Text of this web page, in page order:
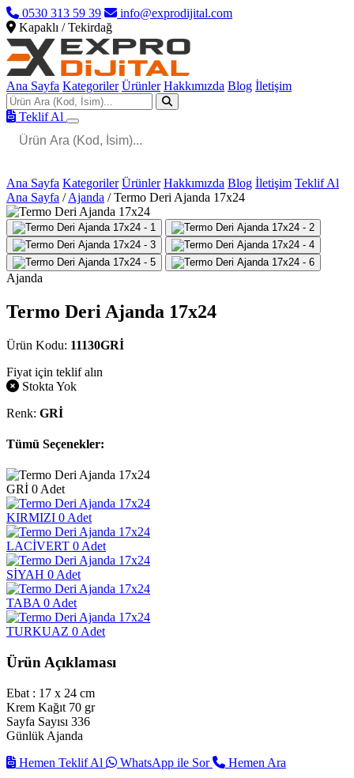
0530 313 59 39
info@exprodijital.com
Kapaklı / Tekirdağ
Ana Sayfa Kategoriler Ürünler Hakkımızda Blog İletişim
Teklif Al
Ana Sayfa Kategoriler Ürünler Hakkımızda Blog İletişim Teklif Al
Ana Sayfa / Ajanda / Termo Deri Ajanda 17x24
Ajanda
Termo Deri Ajanda 17x24
Ürün Kodu: 11130GRİ
Fiyat için teklif alın
Stokta Yok
Renk: GRİ
Tümü Seçenekler:
GRİ 0 Adet
KIRMIZI 0 Adet
LACİVERT 0 Adet
SİYAH 0 Adet
TABA 0 Adet
TURKUAZ 0 Adet
Ürün Açıklaması
Ebat : 17 x 24 cm
Krem Kağıt 70 gr
Sayfa Sayısı 336
Günlük Ajanda
Hemen Teklif Al
WhatsApp ile Sor Hemen Ara